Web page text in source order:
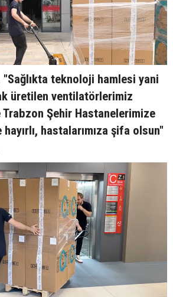
"Sağlıkta teknoloji hamlesi yani
üretilen ventilatörlerimiz
Trabzon Şehir Hastanelerimize
hastalarımıza şifa olsun"